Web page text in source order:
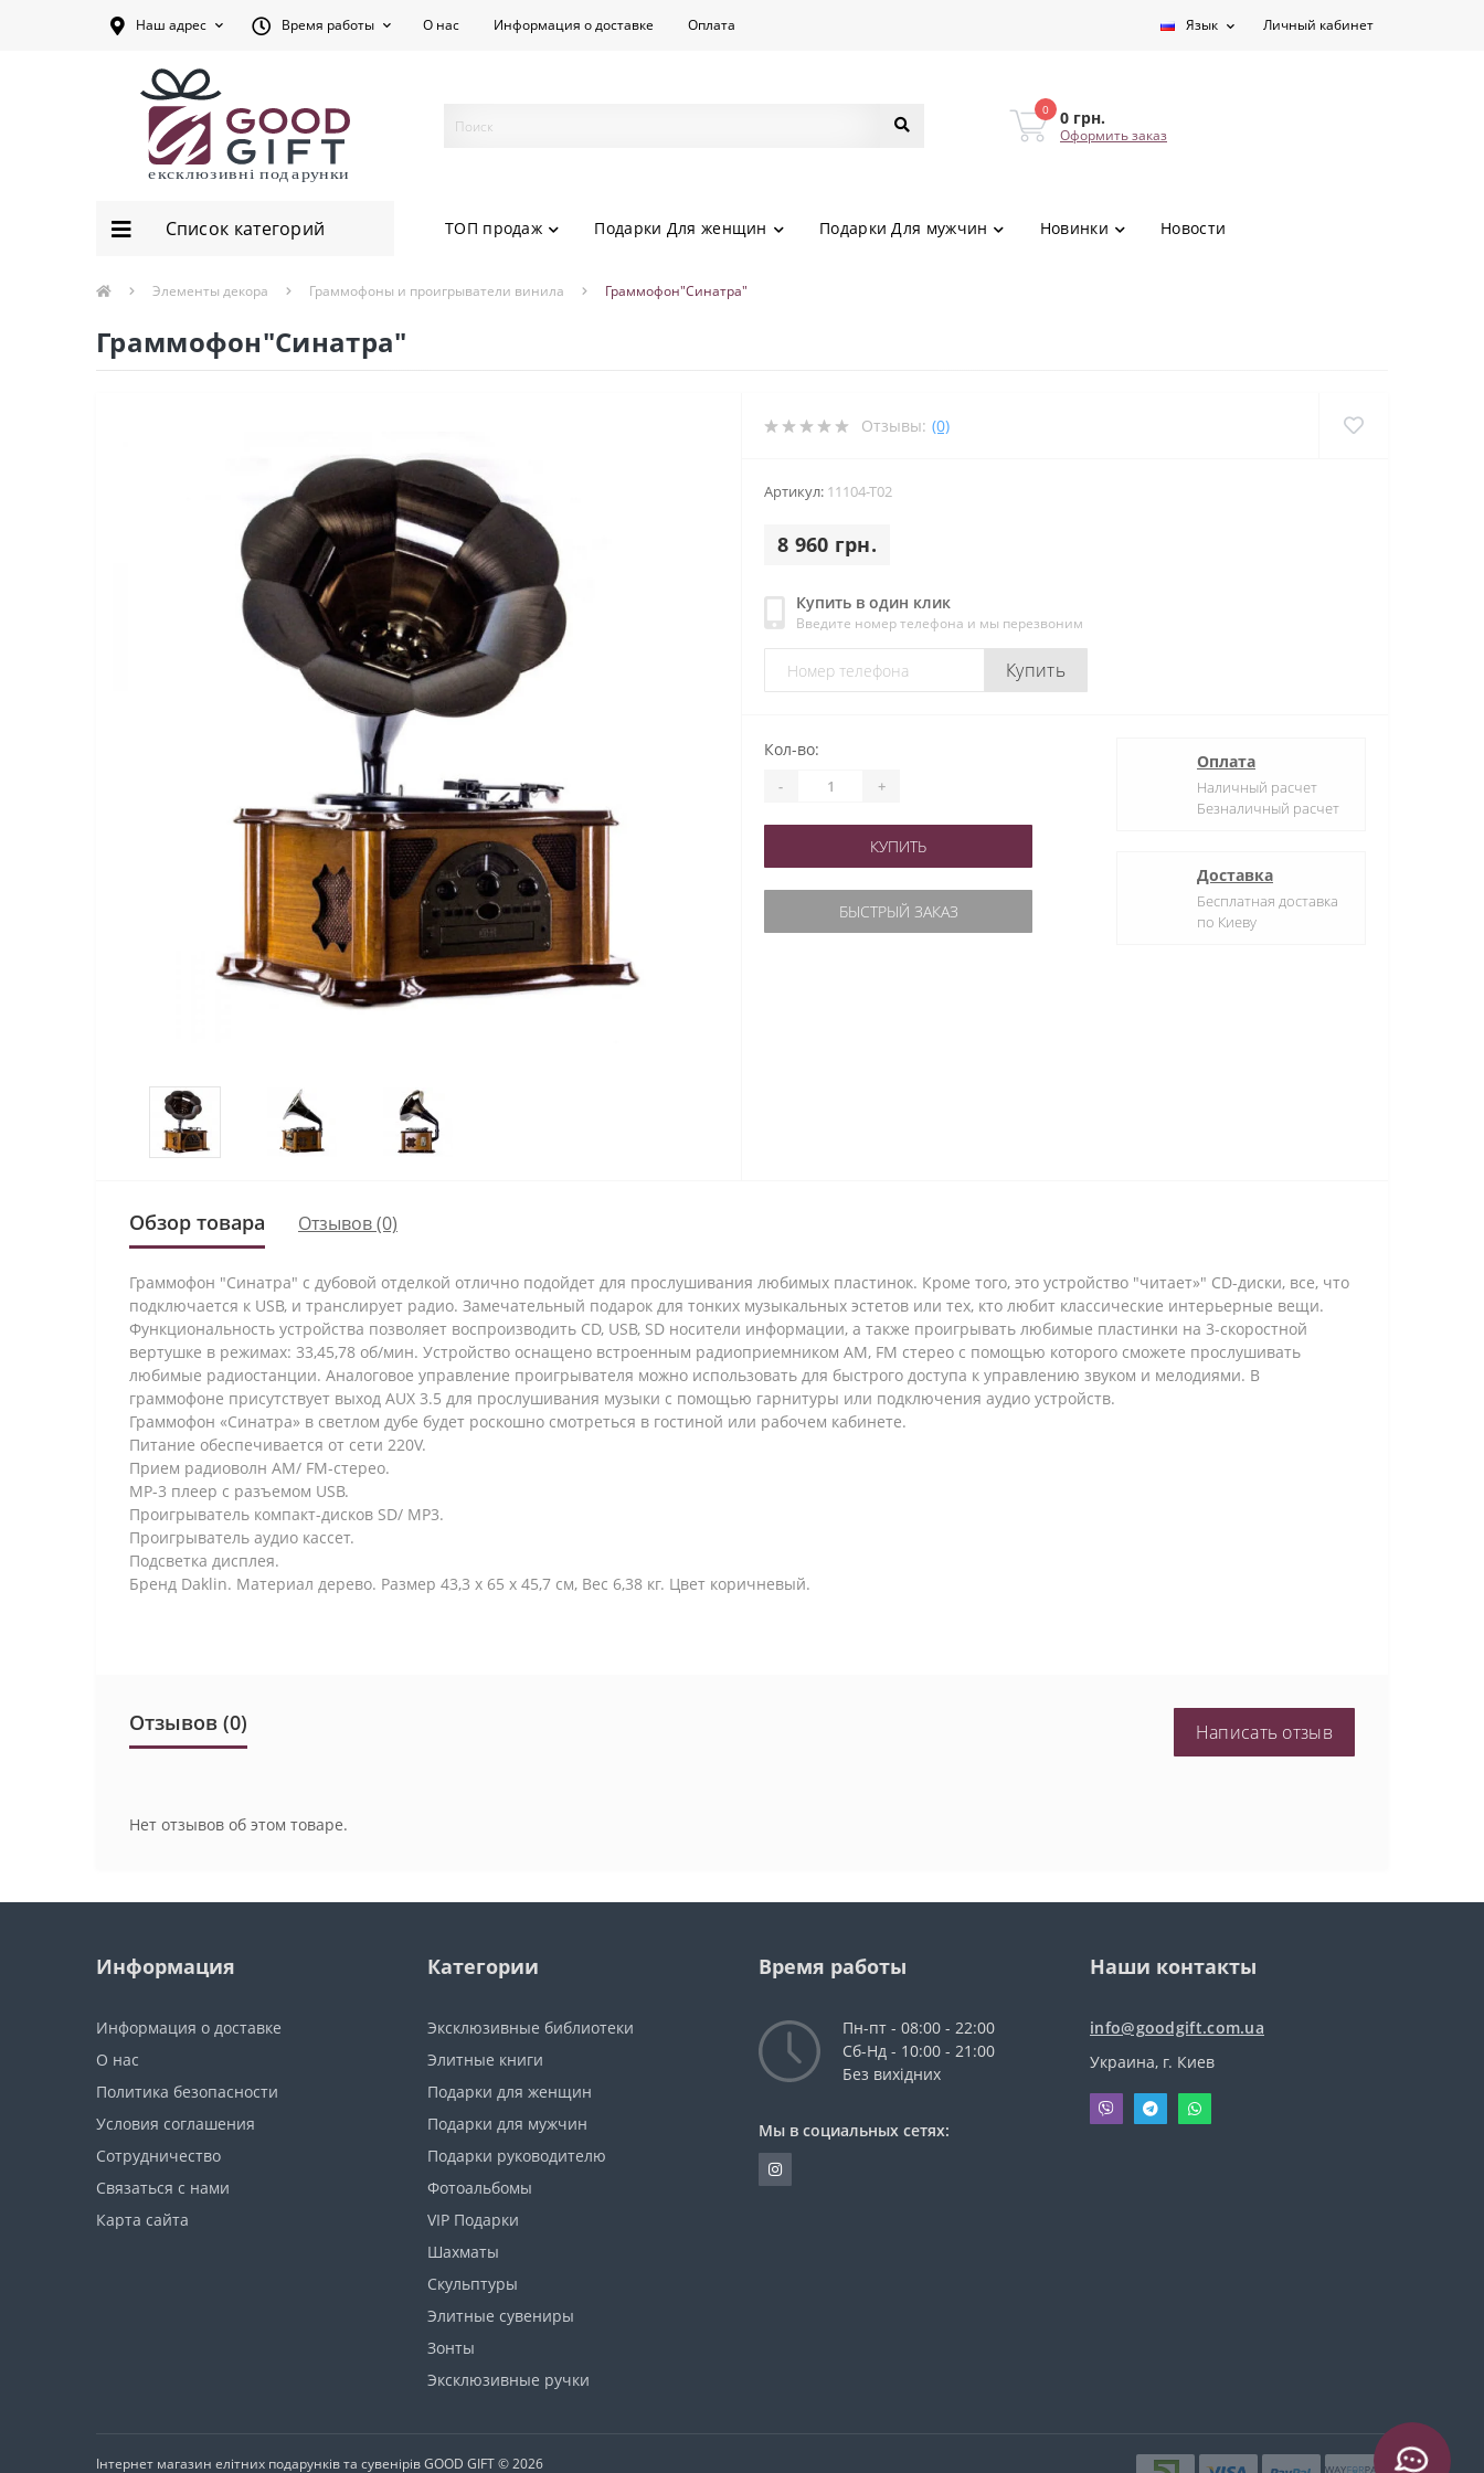
Наш адрес Время работы О нас Информация о доставке Оплата Язык Личный кабинет
0 0 грн.
Оформить заказ
Список категорий ТОП продаж Подарки Для женщин Подарки Для мужчин Новинки Новости
Элементы декора Граммофоны и проигрыватели винила Граммофон"Синатра"
Граммофон"Синатра"
Отзывы: (0)
Артикул: 11104-Т02
8 960 грн.
Купить в один клик
Введите номер телефона и мы перезвоним
Купить
Кол-во:
- +
КУПИТЬ
БЫСТРЫЙ ЗАКАЗ
Оплата
Наличный расчет
Безналичный расчет
Доставка
Бесплатная доставка
по Киеву
Обзор товара Отзывов (0)
Граммофон "Синатра" с дубовой отделкой отлично подойдет для прослушивания любимых пластинок. Кроме того, это устройство "читает»" CD-диски, все, что
подключается к USB, и транслирует радио. Замечательный подарок для тонких музыкальных эстетов или тех, кто любит классические интерьерные вещи.
Функциональность устройства позволяет воспроизводить CD, USB, SD носители информации, а также проигрывать любимые пластинки на 3-скоростной
вертушке в режимах: 33,45,78 об/мин. Устройство оснащено встроенным радиоприемником AM, FM стерео с помощью которого сможете прослушивать
любимые радиостанции. Аналоговое управление проигрывателя можно использовать для быстрого доступа к управлению звуком и мелодиями. В
граммофоне присутствует выход AUX 3.5 для прослушивания музыки с помощью гарнитуры или подключения аудио устройств.
Граммофон «Синатра» в светлом дубе будет роскошно смотреться в гостиной или рабочем кабинете.
Питание обеспечивается от сети 220V.
Прием радиоволн AM/ FM-стерео.
МР-3 плеер с разъемом USB.
Проигрыватель компакт-дисков SD/ MP3.
Проигрыватель аудио кассет.
Подсветка дисплея.
Бренд Daklin. Материал дерево. Размер 43,3 х 65 х 45,7 см, Вес 6,38 кг. Цвет коричневый.
Отзывов (0) Написать отзыв
Нет отзывов об этом товаре.
Информация
Информация о доставке
О нас
Политика безопасности
Условия соглашения
Сотрудничество
Связаться с нами
Карта сайта
Категории
Эксклюзивные библиотеки
Элитные книги
Подарки для женщин
Подарки для мужчин
Подарки руководителю
Фотоальбомы
VIP Подарки
Шахматы
Скульптуры
Элитные сувениры
Зонты
Эксклюзивные ручки
Время работы
Пн-пт - 08:00 - 22:00
Сб-Нд - 10:00 - 21:00
Без вихідних
Мы в социальных сетях:
Наши контакты
info@goodgift.com.ua
Украина, г. Киев
Інтернет магазин елітних подарунків та сувенірів GOOD GIFT © 2026